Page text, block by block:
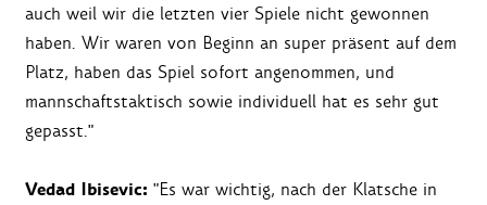
auch weil wir die letzten vier Spiele nicht gewonnen
haben. Wir waren von Beginn an super präsent auf dem
Platz, haben das Spiel sofort angenommen, und
mannschaftstaktisch sowie individuell hat es sehr gut
gepasst."
Vedad Ibisevic: "Es war wichtig, nach der Klatsche in